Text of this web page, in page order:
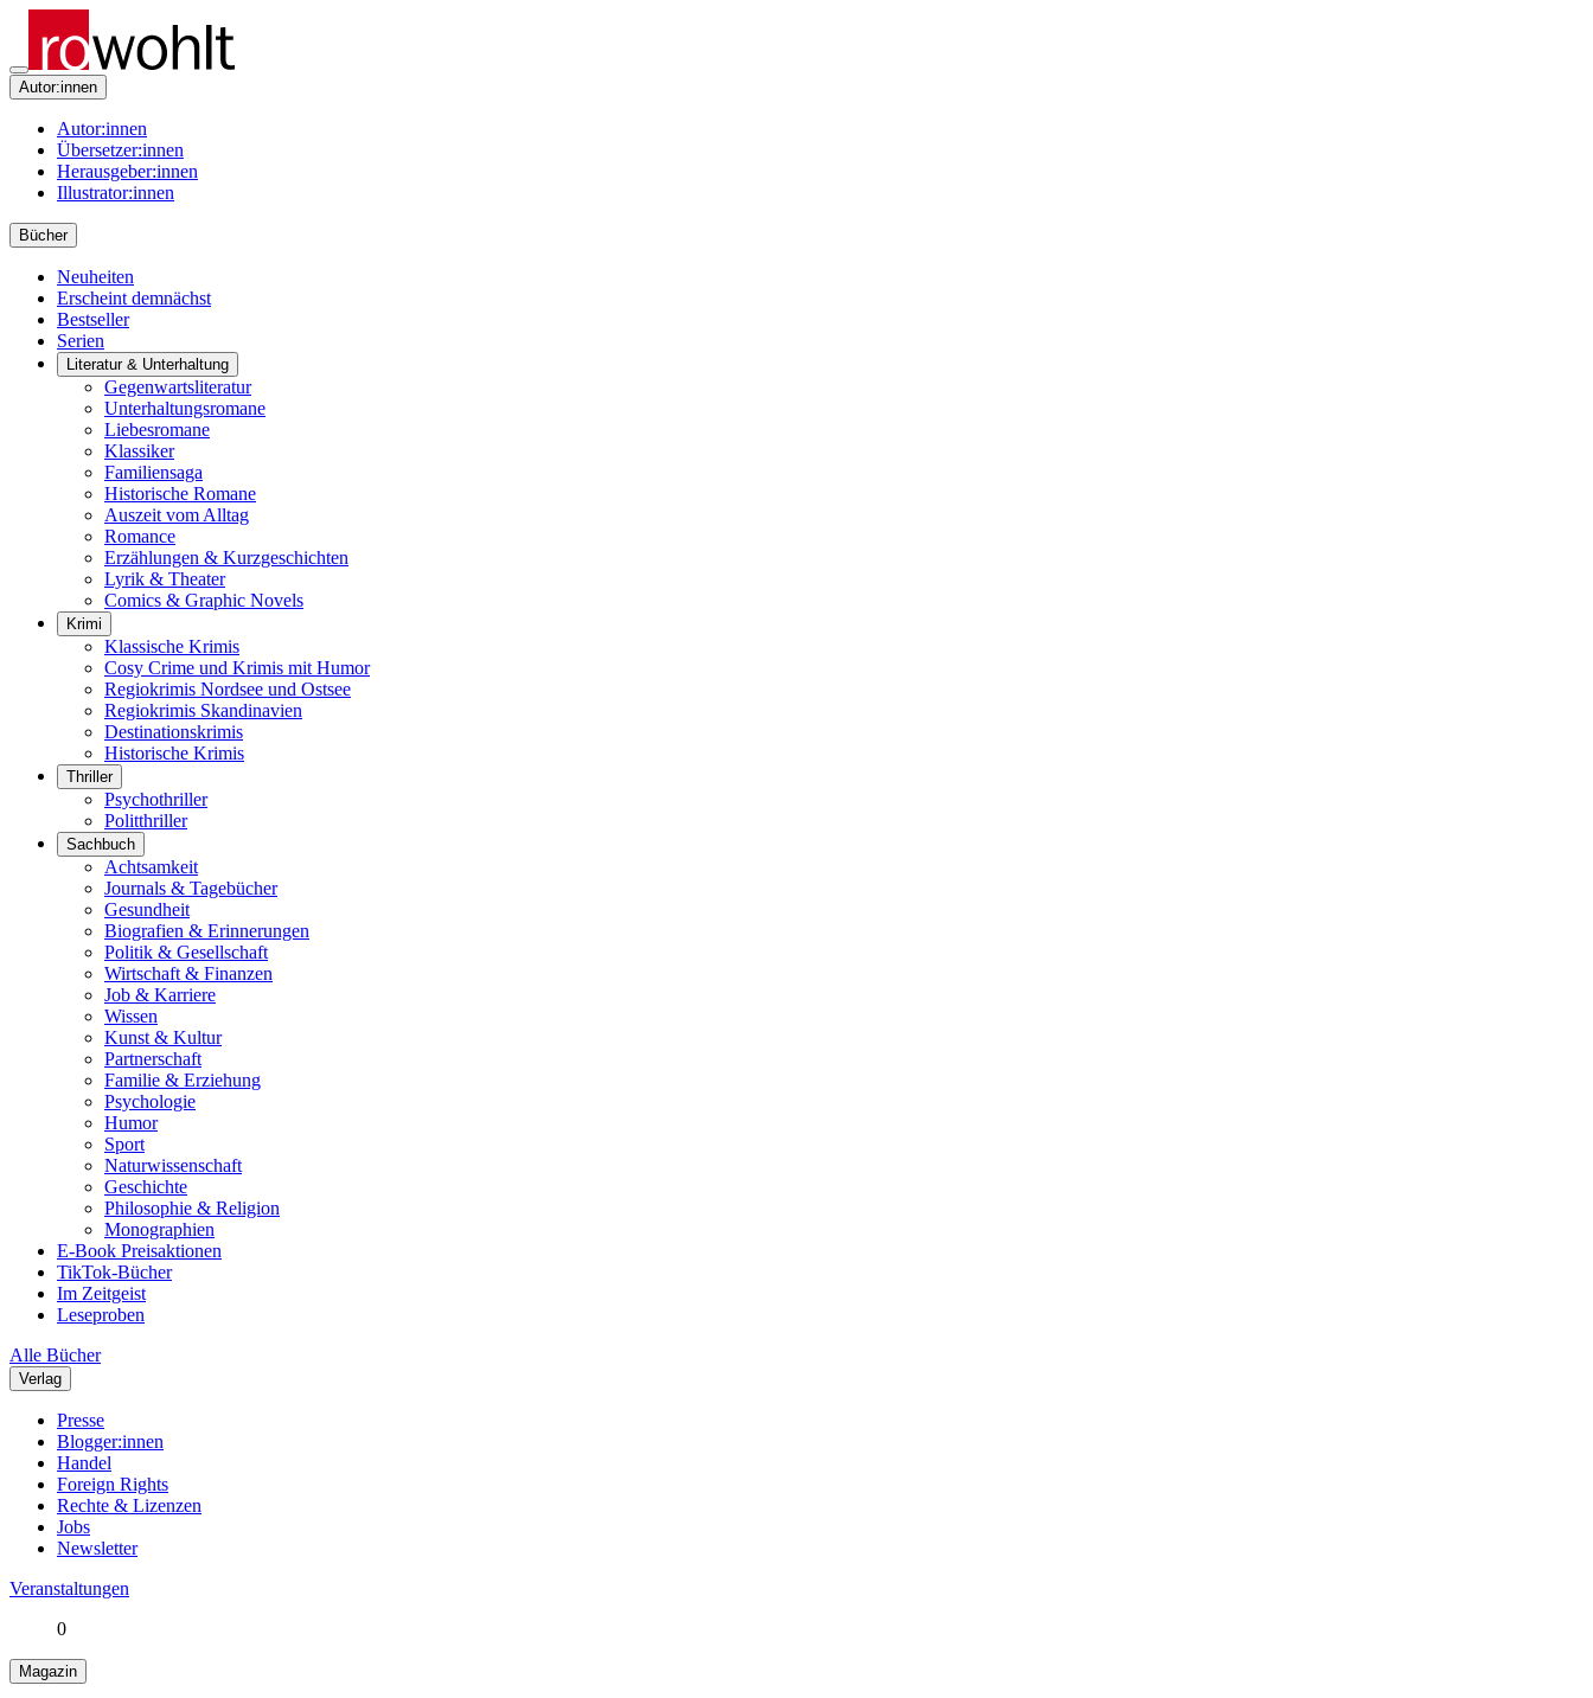
Autor:innen
Autor:innen
Übersetzer:innen
Herausgeber:innen
Illustrator:innen
Bücher
Neuheiten
Erscheint demnächst
Bestseller
Serien
Literatur & Unterhaltung
Gegenwartsliteratur
Unterhaltungsromane
Liebesromane
Klassiker
Familiensaga
Historische Romane
Auszeit vom Alltag
Romance
Erzählungen & Kurzgeschichten
Lyrik & Theater
Comics & Graphic Novels
Krimi
Klassische Krimis
Cosy Crime und Krimis mit Humor
Regiokrimis Nordsee und Ostsee
Regiokrimis Skandinavien
Destinationskrimis
Historische Krimis
Thriller
Psychothriller
Politthriller
Sachbuch
Achtsamkeit
Journals & Tagebücher
Gesundheit
Biografien & Erinnerungen
Politik & Gesellschaft
Wirtschaft & Finanzen
Job & Karriere
Wissen
Kunst & Kultur
Partnerschaft
Familie & Erziehung
Psychologie
Humor
Sport
Naturwissenschaft
Geschichte
Philosophie & Religion
Monographien
E-Book Preisaktionen
TikTok-Bücher
Im Zeitgeist
Leseproben
Alle Bücher
Verlag
Presse
Blogger:innen
Handel
Foreign Rights
Rechte & Lizenzen
Jobs
Newsletter
Veranstaltungen
0
Magazin